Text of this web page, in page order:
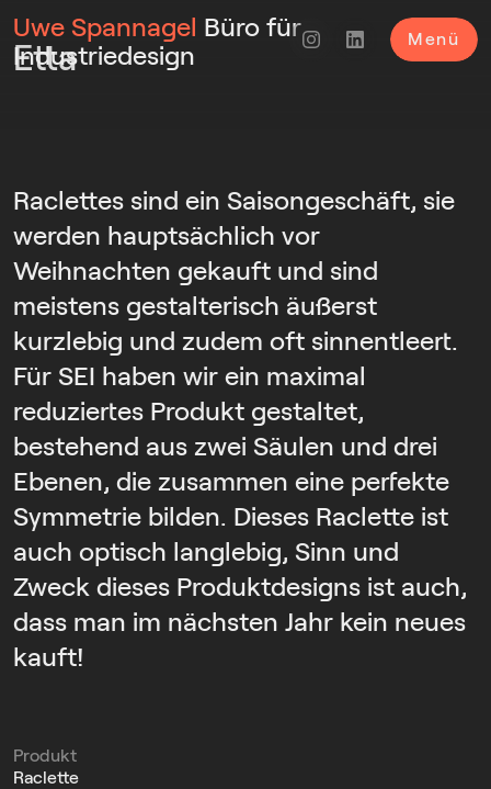
Uwe Spannagel Büro für
Industriedesign
Menü
Etta
Raclettes sind ein Saisongeschäft, sie
werden hauptsächlich vor
Weihnachten gekauft und sind
meistens gestalterisch äußerst
kurzlebig und zudem oft sinnentleert.
Für SEI haben wir ein maximal
reduziertes Produkt gestaltet,
bestehend aus zwei Säulen und drei
Ebenen, die zusammen eine perfekte
Symmetrie bilden. Dieses Raclette ist
auch optisch langlebig, Sinn und
Zweck dieses Produktdesigns ist auch,
dass man im nächsten Jahr kein neues
kauft!
Produkt
Raclette